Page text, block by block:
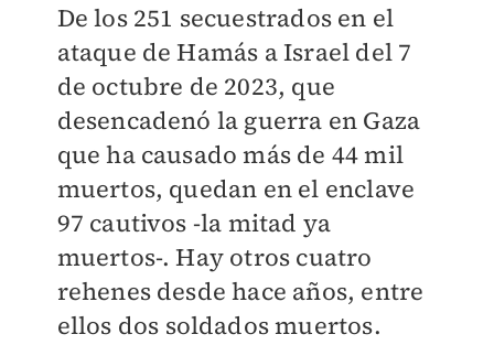
De los 251 secuestrados en el
ataque de Hamás a Israel del 7
de octubre de 2023, que
desencadenó la guerra en Gaza
que ha causado más de 44 mil
muertos, quedan en el enclave
97 cautivos -la mitad ya
muertos-. Hay otros cuatro
rehenes desde hace años, entre
ellos dos soldados muertos.